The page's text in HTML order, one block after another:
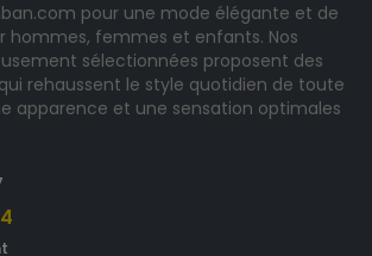
pour une mode élégante et de
hommes, femmes et enfants. Nos
sélectionnées proposent des
rehaussent le style quotidien de toute
apparence et une sensation optimales